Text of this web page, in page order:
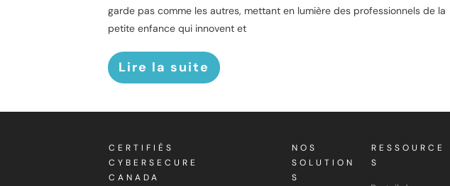
garde pas comme les autres, mettant en lumière des professionnels de la
petite enfance qui innovent et
Lire la suite
CERTIFIÉS
CYBERSECURE
CANADA
NOS
SOLUTION
S
RESSOURCE
S